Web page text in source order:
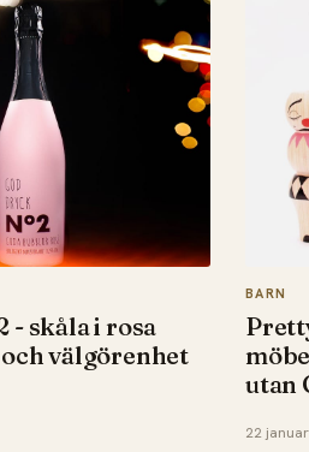
- skåla i rosa
välgörenhet
BARN
utan
22